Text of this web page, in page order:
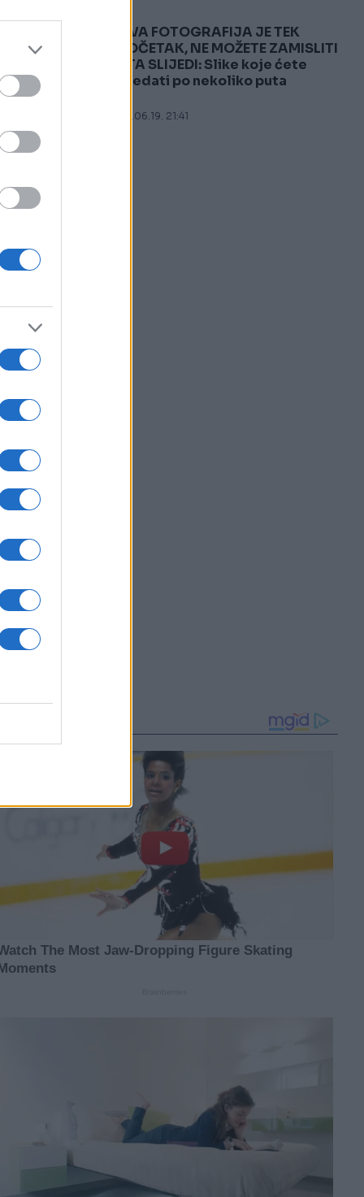
5
OVA FOTOGRAFIJA JE TEK
POČETAK, NE MOŽETE ZAMISLITI
ŠTA SLIJEDI: Slike koje ćete
gledati po nekoliko puta
08.06.19. 21:41